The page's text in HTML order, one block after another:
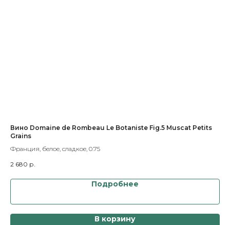
Вино Domaine de Rombeau Le Botaniste Fig.5 Muscat Petits
Grains
Франция, белое, сладкое, 0.75
2 680 р.
Подробнее
В корзину